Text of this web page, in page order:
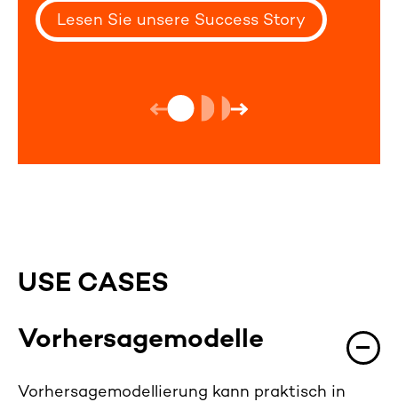
Lesen Sie unsere Success Story
USE CASES
Vorhersagemodelle
Vorhersagemodellierung kann praktisch in